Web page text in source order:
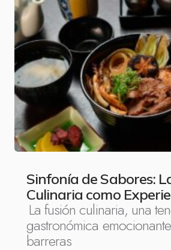
Sinfonía de Sabores:
Culinaria como
La fusión culinaria, una
gastronómica
barreras